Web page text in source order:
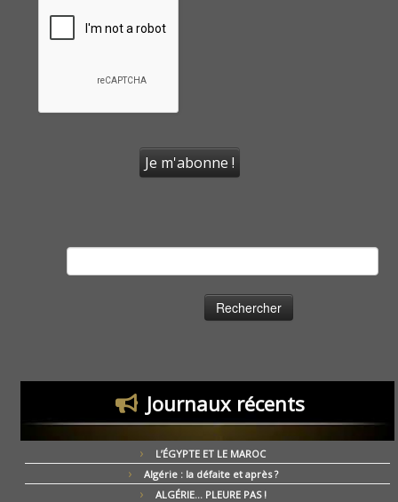
Journaux récents
L’ÉGYPTE ET LE MAROC
Algérie : la défaite et après ?
ALGÉRIE… PLEURE PAS !